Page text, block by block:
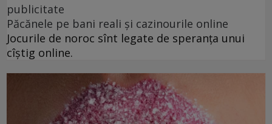
publicitate
Păcănele pe bani reali și cazinourile online
Jocurile de noroc sînt legate de speranța unui
cîștig online.